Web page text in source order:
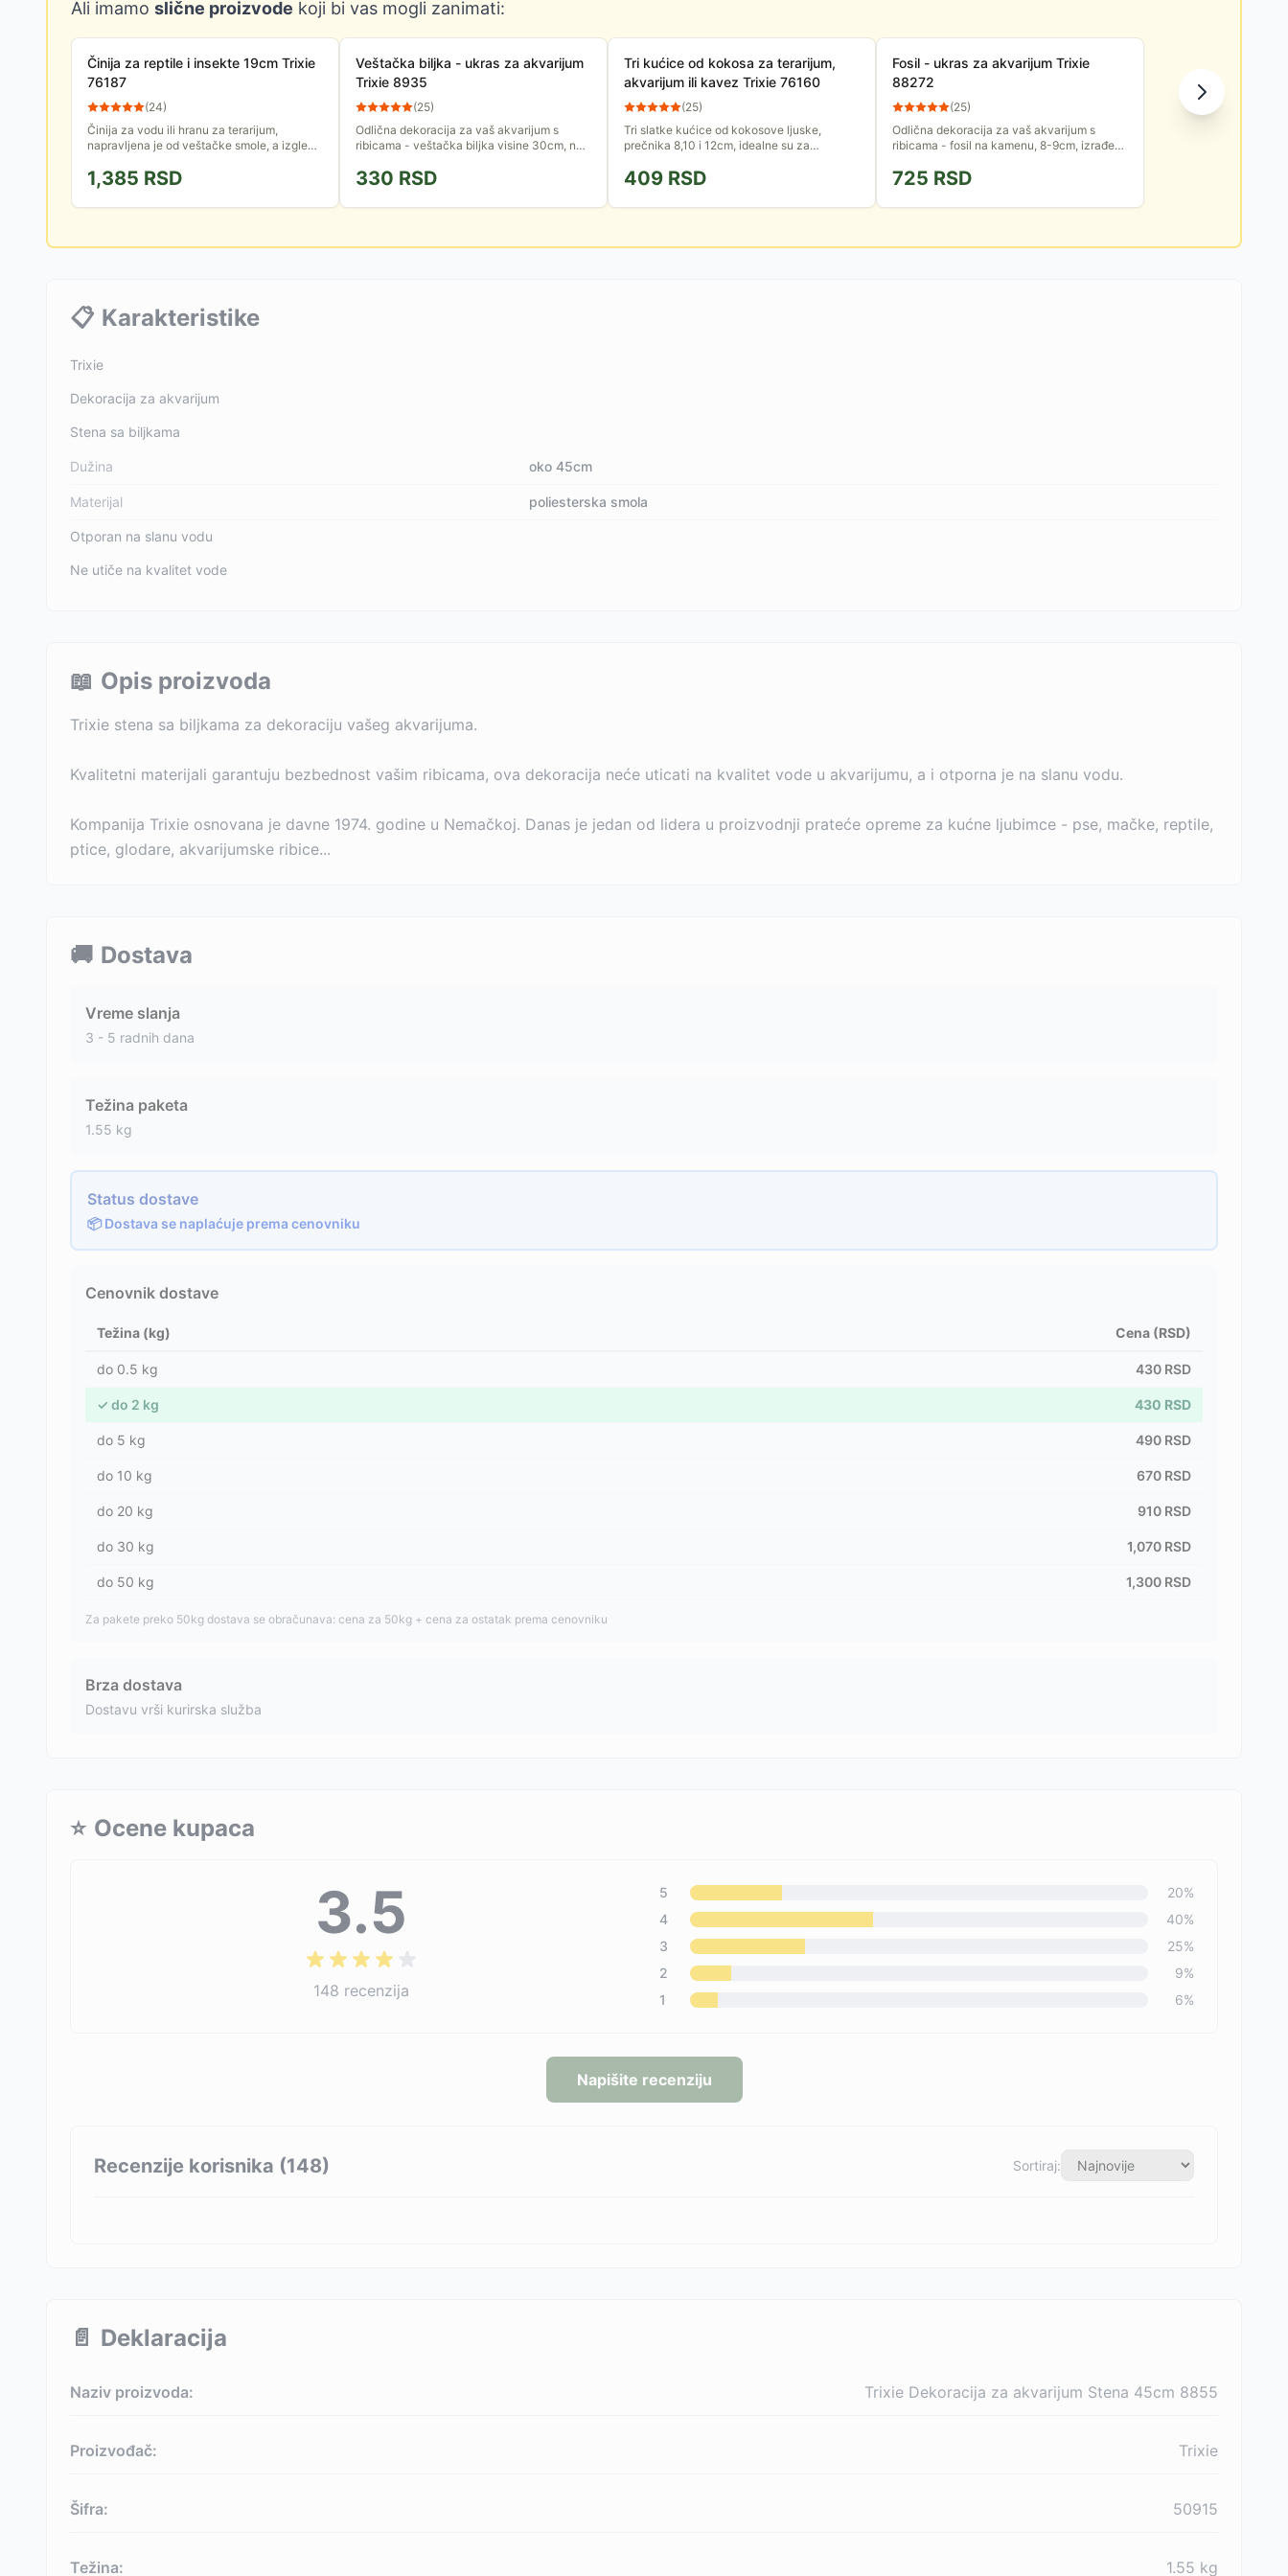
Ali imamo slične proizvode koji bi vas mogli zanimati:
Činija za reptile i insekte 19cm Trixie
76187
(24)
Činija za vodu ili hranu za terarijum,
napravljena je od veštačke smole, a izgleda
za insekte i reptile....
1,385 RSD
Veštačka biljka - ukras za akvarijum
Trixie 8935
(25)
Odlična dekoracija za vaš akvarijum s
ribicama - veštačka biljka visine 30cm, na
330 RSD
Tri kućice od kokosa za terarijum,
akvarijum ili kavez Trixie 76160
(25)
Tri slatke kućice od kokosove ljuske,
prečnika 8,10 i 12cm, idealne su za
terarijuma sa insektima ili...
409 RSD
Fosil - ukras za akvarijum Trixie
88272
(25)
Odlična dekoracija za vaš akvarijum s
ribicama - fosil na kamenu, 8-9cm, izrađen
vodu.
725 RSD
📋 Karakteristike
Trixie
Dekoracija za akvarijum
Stena sa biljkama
Dužina oko 45cm
Materijal poliesterska smola
Otporan na slanu vodu
Ne utiče na kvalitet vode
📖 Opis proizvoda
Trixie stena sa biljkama za dekoraciju vašeg akvarijuma.
Kvalitetni materijali garantuju bezbednost vašim ribicama, ova dekoracija neće uticati na kvalitet vode u akvarijumu, a i otporna je na slanu vodu.
Kompanija Trixie osnovana je davne 1974. godine u Nemačkoj. Danas je jedan od lidera u proizvodnji prateće opreme za kućne ljubimce - pse, mačke, reptile,
ptice, glodare, akvarijumske ribice...
🚚 Dostava
Vreme slanja
3 - 5 radnih dana
Težina paketa
1.55 kg
Status dostave
📦 Dostava se naplaćuje prema cenovniku
Cenovnik dostave
Težina (kg) Cena (RSD)
do 0.5 kg 430 RSD
✓ do 2 kg 430 RSD
do 5 kg 490 RSD
do 10 kg 670 RSD
do 20 kg 910 RSD
do 30 kg 1,070 RSD
do 50 kg 1,300 RSD
Za pakete preko 50kg dostava se obračunava: cena za 50kg + cena za ostatak prema cenovniku
Brza dostava
Dostavu vrši kurirska služba
⭐ Ocene kupaca
3.5
148 recenzija
5 20%
4
40%
3
25%
2
9%
1
6%
Napišite recenziju
Recenzije korisnika (148) Sortiraj:
📄 Deklaracija
Naziv proizvoda: Trixie Dekoracija za akvarijum Stena 45cm 8855
Proizvođač: Trixie
Šifra: 50915
Težina: 1.55 kg